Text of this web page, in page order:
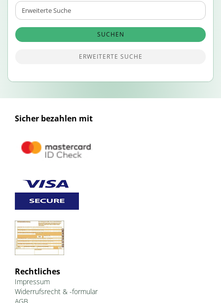
Erweiterte
Suche
SUCHEN
ERWEITERTE SUCHE
Sicher bezahlen mit
Rechtliches
Impressum
Widerrufsrecht & -formular